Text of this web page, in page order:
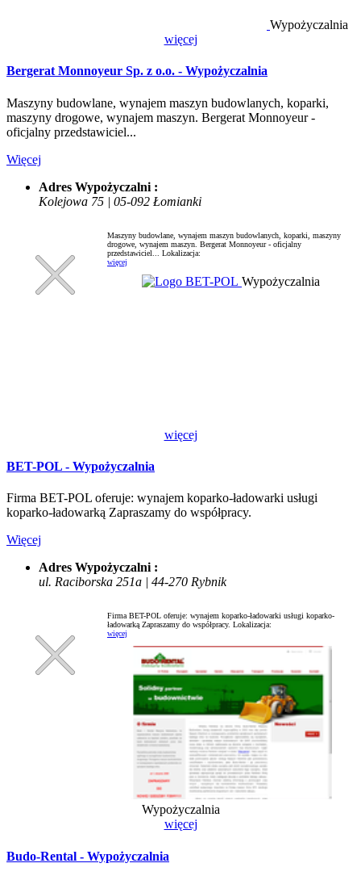
Wypożyczalnia
więcej
Bergerat Monnoyeur Sp. z o.o. - Wypożyczalnia
Maszyny budowlane, wynajem maszyn budowlanych, koparki,
maszyny drogowe, wynajem maszyn. Bergerat Monnoyeur -
oficjalny przedstawiciel...
Więcej
Adres Wypożyczalni :
Kolejowa 75 | 05-092 Łomianki
Maszyny budowlane, wynajem maszyn budowlanych, koparki, maszyny
drogowe, wynajem maszyn. Bergerat Monnoyeur - oficjalny
przedstawiciel... Lokalizacja:
więcej
Wypożyczalnia
więcej
BET-POL - Wypożyczalnia
Firma BET-POL oferuje: wynajem koparko-ładowarki usługi
koparko-ładowarką Zapraszamy do współpracy.
Więcej
Adres Wypożyczalni :
ul. Raciborska 251a | 44-270 Rybnik
Firma BET-POL oferuje: wynajem koparko-ładowarki usługi koparko-
ładowarką Zapraszamy do współpracy. Lokalizacja:
więcej
Wypożyczalnia
więcej
Budo-Rental - Wypożyczalnia